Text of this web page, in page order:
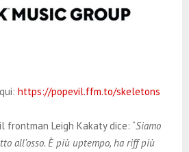
https://popevil.ffm.to/skeletons
frontman Leigh Kakaty dice: “Siamo
all’osso. È più uptempo, ha riff più